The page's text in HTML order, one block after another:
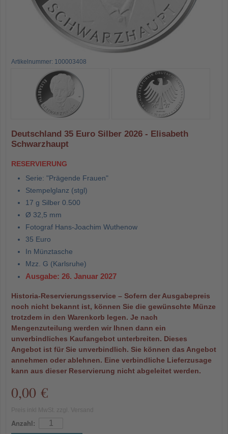
Artikelnummer: 100003408
Deutschland 35 Euro Silber 2026 - Elisabeth
Schwarzhaupt
RESERVIERUNG
Serie: "Prägende Frauen"
Stempelglanz (stgl)
17 g Silber 0.500
Ø 32,5 mm
Fotograf Hans-Joachim Wuthenow
35 Euro
In Münztasche
Mzz. G (Karlsruhe)
Ausgabe: 26. Januar 2027
Historia-Reservierungsservice – Sofern der Ausgabepreis
noch nicht bekannt ist, können Sie die gewünschte Münze
trotzdem in den Warenkorb legen. Je nach
Mengenzuteilung werden wir Ihnen dann ein
unverbindliches Kaufangebot unterbreiten. Dieses
Angebot ist für Sie unverbindlich. Sie können das Angebot
annehmen oder ablehnen. Eine verbindliche Lieferzusage
kann aus dieser Reservierung nicht abgeleitet werden.
0,00 €
Anzahl: